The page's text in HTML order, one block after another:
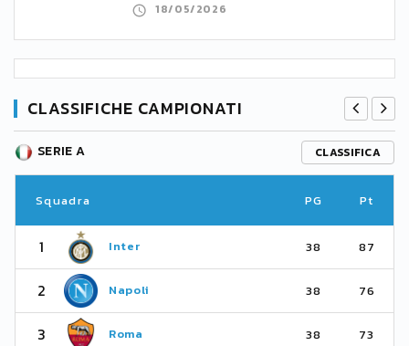
18/05/2026
CLASSIFICHE CAMPIONATI
SERIE A CLASSIFICA
Squadra PG Pt
1 Inter 38 87
2 Napoli 38 76
3 Roma 38 73